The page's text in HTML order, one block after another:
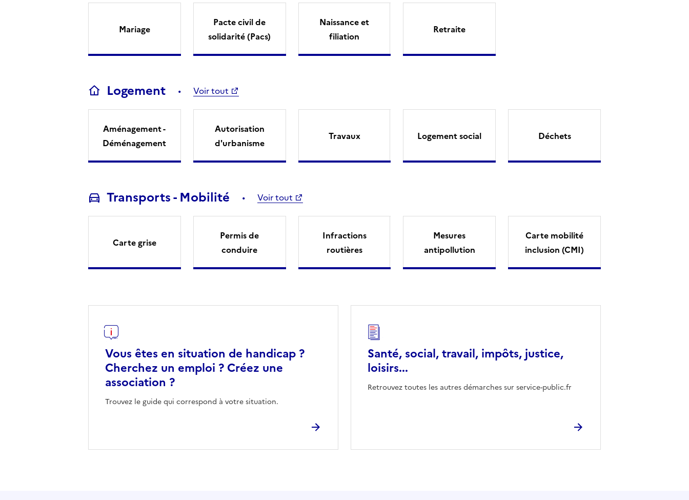
Mariage
Pacte civil de
solidarité (Pacs)
Naissance et
filiation
Retraite
Logement Voir tout
Aménagement -
Déménagement
Autorisation
d'urbanisme
Travaux Logement social Déchets
Transports - Mobilité Voir tout
Carte grise
Permis de
conduire
Infractions
routières
Mesures
antipollution
Carte mobilité
inclusion (CMI)
Vous êtes en situation de handicap ?
Cherchez un emploi ? Créez une
association ?
Trouvez le guide qui correspond à votre situation.
Santé, social, travail, impôts, justice,
loisirs...
Retrouvez toutes les autres démarches sur service-public.fr